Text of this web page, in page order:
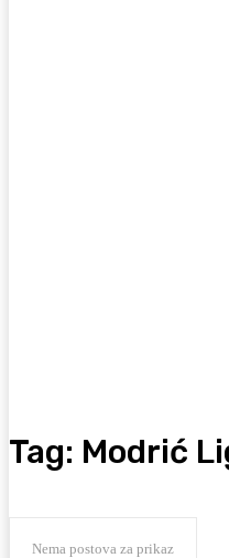
Tag: Modrić
Nema postova za prikaz